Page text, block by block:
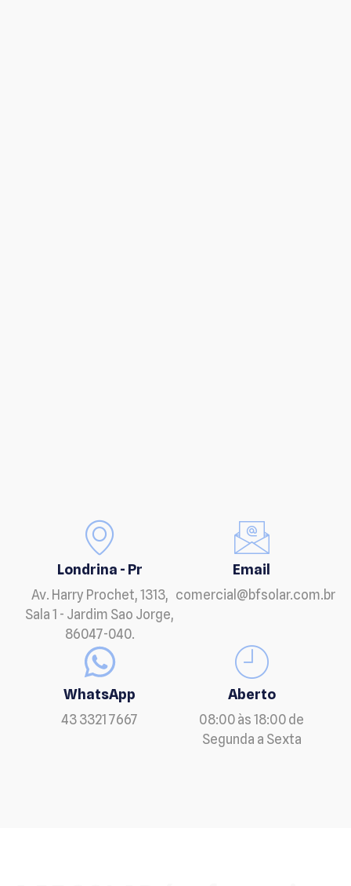
Londrina - Pr
Av. Harry Prochet, 1313,
Sala 1 - Jardim Sao Jorge,
86047-040.
Email
comercial@bfsolar.com.br
WhatsApp
43 3321 7667
Aberto
08:00 às 18:00 de
Segunda a Sexta